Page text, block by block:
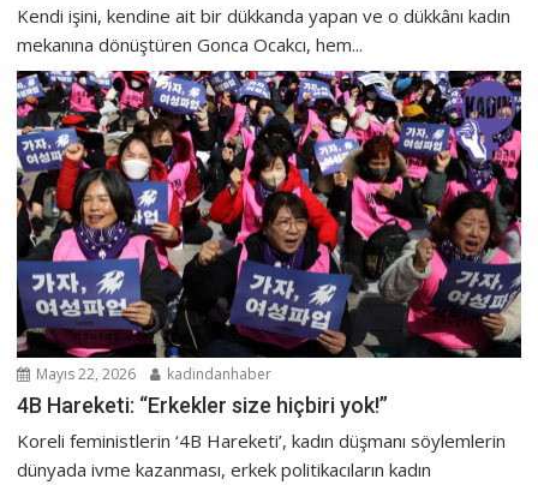
Kendi işini, kendine ait bir dükkanda yapan ve o dükkânı kadın
mekanına dönüştüren Gonca Ocakcı, hem...
Mayıs 22, 2026 kadindanhaber
4B Hareketi: “Erkekler size hiçbiri yok!”
Koreli feministlerin ‘4B Hareketi’, kadın düşmanı söylemlerin
dünyada ivme kazanması, erkek politikacıların kadın